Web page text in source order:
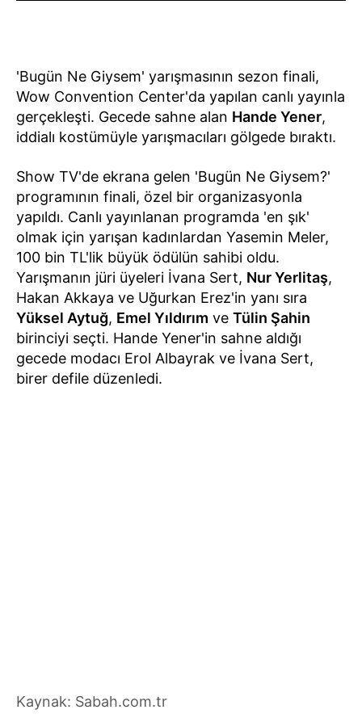
'Bugün Ne Giysem' yarışmasının sezon finali,
Wow Convention Center'da yapılan canlı yayınla
gerçekleşti. Gecede sahne alan Hande Yener,
iddialı kostümüyle yarışmacıları gölgede bıraktı.
Show TV'de ekrana gelen 'Bugün Ne Giysem?'
programının finali, özel bir organizasyonla
yapıldı. Canlı yayınlanan programda 'en şık'
olmak için yarışan kadınlardan Yasemin Meler,
100 bin TL'lik büyük ödülün sahibi oldu.
Yarışmanın jüri üyeleri İvana Sert, Nur Yerlitaş,
Hakan Akkaya ve Uğurkan Erez'in yanı sıra
Yüksel Aytuğ, Emel Yıldırım ve Tülin Şahin
birinciyi seçti. Hande Yener'in sahne aldığı
gecede modacı Erol Albayrak ve İvana Sert,
birer defile düzenledi.
Kaynak: Sabah.com.tr